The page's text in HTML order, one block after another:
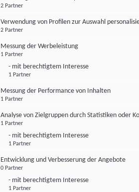
2 Partner
Verwendung von Profilen zur Auswahl
2 Partner
Messung der Werbeleistung
1 Partner
- mit berechtigtem Interesse
1 Partner
Messung der Performance von Inhalten
1 Partner
Analyse von Zielgruppen durch Statistiken oder
1 Partner
- mit berechtigtem Interesse
1 Partner
Entwicklung und Verbesserung der Angebote
0 Partner
- mit berechtigtem Interesse
1 Partner